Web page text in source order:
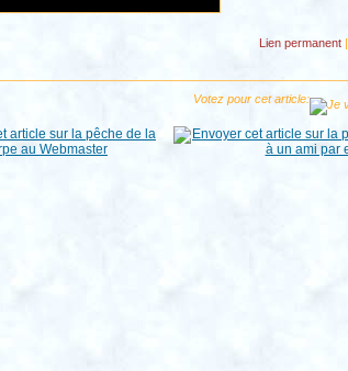
Lien permanent|
Votez pour cet article: